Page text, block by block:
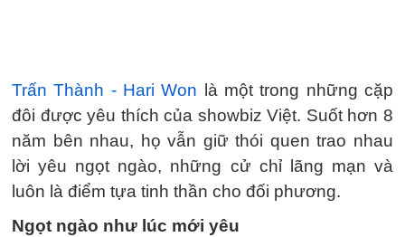
Trấn Thành - Hari Won là một trong những cặp
đôi được yêu thích của showbiz Việt. Suốt hơn 8
năm bên nhau, họ vẫn giữ thói quen trao nhau
lời yêu ngọt ngào, những cử chỉ lãng mạn và
luôn là điểm tựa tinh thần cho đối phương.
Ngọt ngào như lúc mới yêu